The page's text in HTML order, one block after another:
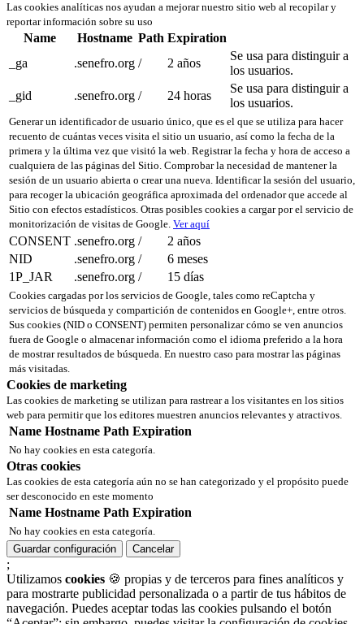
Las cookies analíticas nos ayudan a mejorar nuestro sitio web al recopilar y
reportar información sobre su uso
Name Hostname Path Expiration
_ga
.senefro.org / 2 años
Se usa para distinguir a
los usuarios.
_gid
.senefro.org / 24 horas
Se usa para distinguir a
los usuarios.
Generar un identificador de usuario único, que es el que se utiliza para hacer
recuento de cuántas veces visita el sitio un usuario, así como la fecha de la
primera y la última vez que visitó la web. Registrar la fecha y hora de acceso a
cualquiera de las páginas del Sitio. Comprobar la necesidad de mantener la
sesión de un usuario abierta o crear una nueva. Identificar la sesión del usuario,
para recoger la ubicación geográfica aproximada del ordenador que accede al
Sitio con efectos estadísticos. Otras posibles cookies a cargar por el servicio de
monitorización de visitas de Google. Ver aquí
CONSENT .senefro.org /
2 años
NID
.senefro.org /
6 meses
1P_JAR
.senefro.org / 15 días
Cookies cargadas por los servicios de Google, tales como reCaptcha y
servicios de búsqueda y compartición de contenidos en Google+, entre otros.
Sus cookies (NID o CONSENT) permiten personalizar cómo se ven anuncios
fuera de Google o almacenar información como el idioma preferido a la hora
de mostrar resultados de búsqueda. En nuestro caso para mostrar las páginas
más visitadas.
Cookies de marketing
Las cookies de marketing se utilizan para rastrear a los visitantes en los sitios
web para permitir que los editores muestren anuncios relevantes y atractivos.
Name Hostname Path Expiration
No hay cookies en esta categoría.
Otras cookies
Las cookies de esta categoría aún no se han categorizado y el propósito puede
ser desconocido en este momento
Name Hostname Path Expiration
No hay cookies en esta categoría.
Guardar configuración
Cancelar
;
Utilizamos cookies 🍪 propias y de terceros para fines analíticos y
para mostrarte publicidad personalizada o a partir de tus hábitos de
navegación. Puedes aceptar todas las cookies pulsando el botón